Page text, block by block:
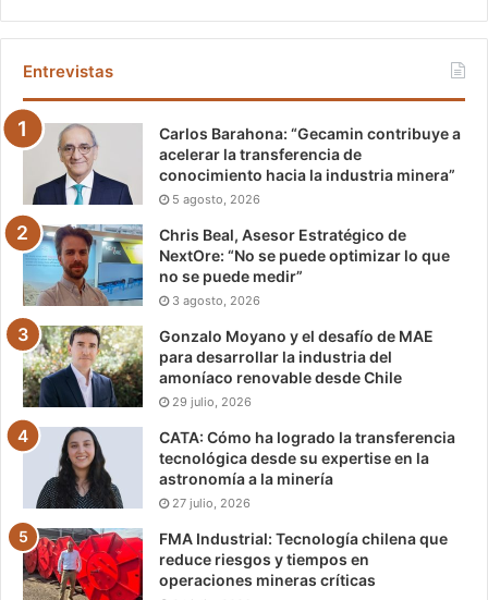
Entrevistas
Carlos Barahona: “Gecamin contribuye a
acelerar la transferencia de
conocimiento hacia la industria minera”
5 agosto, 2026
Chris Beal, Asesor Estratégico de
NextOre: “No se puede optimizar lo que
no se puede medir”
3 agosto, 2026
Gonzalo Moyano y el desafío de MAE
para desarrollar la industria del
amoníaco renovable desde Chile
29 julio, 2026
CATA: Cómo ha logrado la transferencia
tecnológica desde su expertise en la
astronomía a la minería
27 julio, 2026
FMA Industrial: Tecnología chilena que
reduce riesgos y tiempos en
operaciones mineras críticas